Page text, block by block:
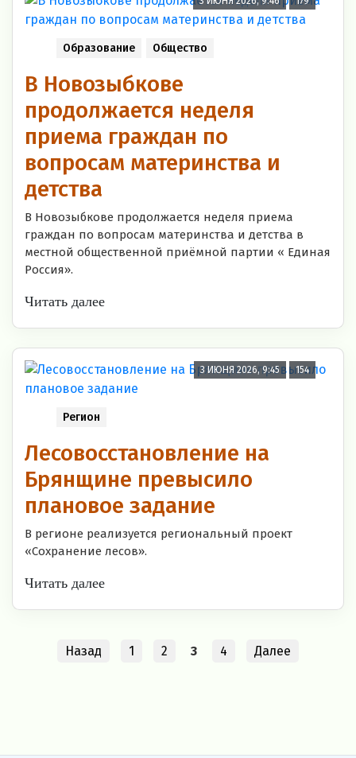
Образование Общество
В Новозыбкове
продолжается неделя
приема граждан по
вопросам материнства и
детства
В Новозыбкове продолжается неделя приема
граждан по вопросам материнства и детства в
местной общественной приёмной партии « Единая
Россия».
Читать далее
3 ИЮНЯ 2026, 9:45 154
Регион
Лесовосстановление на
Брянщине превысило
плановое задание
В регионе реализуется региональный проект
«Сохранение лесов».
Читать далее
Назад 1 2 3 4 Далее